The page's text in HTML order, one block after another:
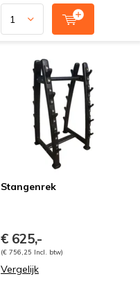
Stangenrek
€ 625,-
(€ 756,25 Incl. btw)
Vergelijk